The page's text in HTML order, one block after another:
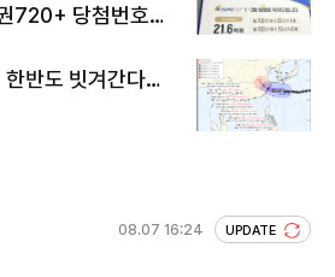
720+ 당첨번호조
한반도 빗겨간다…
08.07 16:24 UPDATE